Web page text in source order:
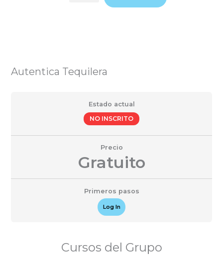
Autentica Tequilera
Estado actual
NO INSCRITO
Precio
Gratuito
Primeros pasos
Log In
Cursos del Grupo